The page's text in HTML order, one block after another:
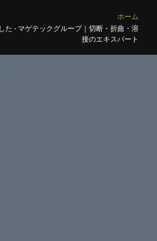
ホーム
た - マゲテックグループ｜切断・折曲・溶
接のエキスパート